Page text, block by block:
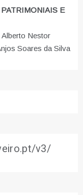
E
Nestor
Soares da Silva
v3/